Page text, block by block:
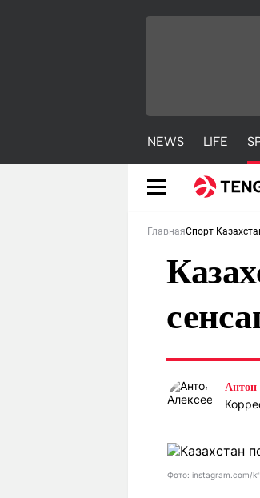
NEWS LIFE
Погода
Рейтинги
ГлавнаяСпорт
Антон
Фото: instagram.com/